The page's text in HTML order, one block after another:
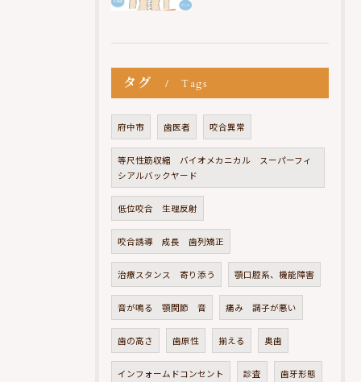
タグ Tags
府中市 歯医者 咬合異常
等尺性筋収縮 バイオメカニカル スーパーフィ
シアルバックヤード
低位咬合 生理反射
咬合誘導 成長 歯列矯正
治療スタンス 寄り添う 顎口腔系、機能障害
音が鳴る 顎関節 音 痛み 調子が悪い
歯の高さ 歯原性 揃える 奥歯
インフォームドコンセント 診査 歯牙形態